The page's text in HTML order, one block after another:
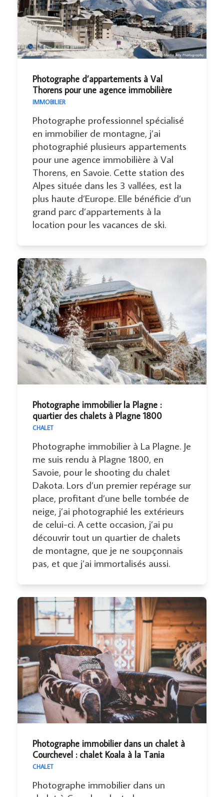
Photographe d’appartements à Val
Thorens pour une agence immobilière
IMMOBILIER
Photographe professionnel spécialisé
en immobilier de montagne, j’ai
photographié plusieurs appartements
pour une agence immobilière à Val
Thorens, en Savoie. Cette station des
Alpes située dans les 3 vallées, est la
plus haute d’Europe. Elle bénéficie d’un
grand parc d’appartements à la
location pour les vacances de ski.
Photographe immobilier la Plagne :
quartier des chalets à Plagne 1800
CHALET
Photographe immobilier à La Plagne. Je
me suis rendu à Plagne 1800, en
Savoie, pour le shooting du chalet
Dakota. Lors d’un premier repérage sur
place, profitant d’une belle tombée de
neige, j’ai photographié les extérieurs
de celui-ci. A cette occasion, j’ai pu
découvrir tout un quartier de chalets
de montagne, que je ne soupçonnais
pas, et que j’ai immortalisés aussi.
Photographe immobilier dans un chalet à
Courchevel : chalet Koala à la Tania
CHALET
Photographe immobilier dans un